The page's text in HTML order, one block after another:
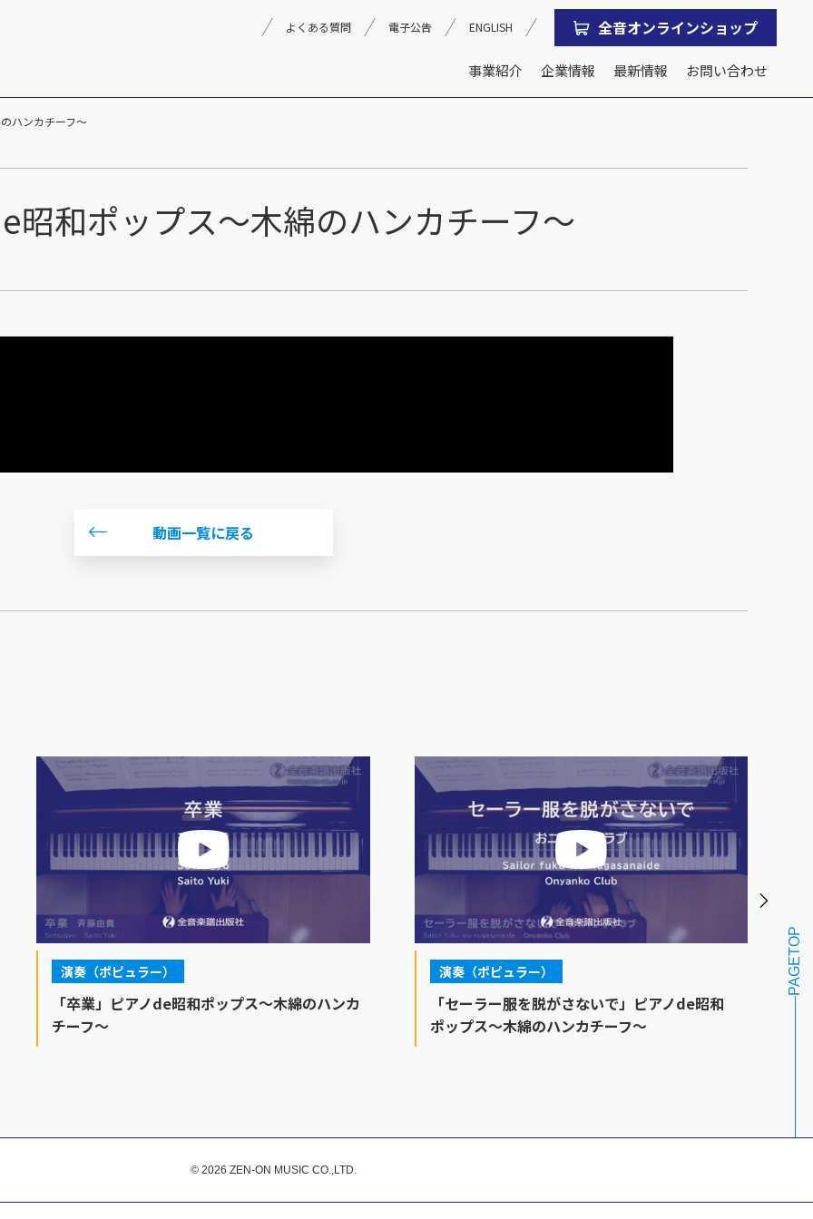
事業紹介
音楽教育
文化箏音楽振興会
企業情報 最新情報 お問い合わせ
よくある質問 電子公告 ENGLISH 全音オンラインショップ
ハンカチーフ～
昭和ポップス～木綿のハンカチーフ～
動画一覧に戻る
演奏（ポピュラー）
「卒業」ピアノde昭和ポップス～木綿のハンカ
チーフ～
演奏（ポピュラー）
「セーラー服を脱がさないで」ピアノde昭和
ポップス～木綿のハンカチーフ～
PAGETOP
© 2026 ZEN-ON MUSIC CO.,LTD.